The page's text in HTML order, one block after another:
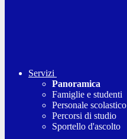
Servizi
Panoramica
Famiglie e studenti
Personale scolastico
Percorsi di studio
Sportello d'ascolto